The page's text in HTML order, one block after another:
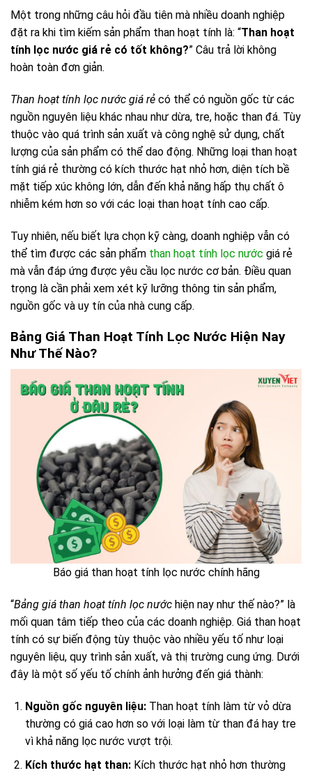
Một trong những câu hỏi đầu tiên mà nhiều doanh nghiệp
đặt ra khi tìm kiếm sản phẩm than hoạt tính là: “Than hoạt
tính lọc nước giá rẻ có tốt không?” Câu trả lời không
hoàn toàn đơn giản.
Than hoạt tính lọc nước giá rẻ có thể có nguồn gốc từ các
nguồn nguyên liệu khác nhau như dừa, tre, hoặc than đá. Tùy
thuộc vào quá trình sản xuất và công nghệ sử dụng, chất
lượng của sản phẩm có thể dao động. Những loại than hoạt
tính giá rẻ thường có kích thước hạt nhỏ hơn, diện tích bề
mặt tiếp xúc không lớn, dẫn đến khả năng hấp thụ chất ô
nhiễm kém hơn so với các loại than hoạt tính cao cấp.
Tuy nhiên, nếu biết lựa chọn kỹ càng, doanh nghiệp vẫn có
thể tìm được các sản phẩm than hoạt tính lọc nước giá rẻ
mà vẫn đáp ứng được yêu cầu lọc nước cơ bản. Điều quan
trọng là cần phải xem xét kỹ lưỡng thông tin sản phẩm,
nguồn gốc và uy tín của nhà cung cấp.
Bảng Giá Than Hoạt Tính Lọc Nước Hiện Nay
Như Thế Nào?
Báo giá than hoạt tính lọc nước chính hãng
“Bảng giá than hoạt tính lọc nước hiện nay như thế nào?” là
mối quan tâm tiếp theo của các doanh nghiệp. Giá than hoạt
tính có sự biến động tùy thuộc vào nhiều yếu tố như loại
nguyên liệu, quy trình sản xuất, và thị trường cung ứng. Dưới
đây là một số yếu tố chính ảnh hưởng đến giá thành:
Nguồn gốc nguyên liệu:Than hoạt tính làm từ vỏ dừa
thường có giá cao hơn so với loại làm từ than đá hay tre
vì khả năng lọc nước vượt trội.
Kích thước hạt than:Kích thước hạt nhỏ hơn thường